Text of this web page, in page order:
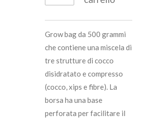
Grow bag da 500 grammi
che contiene una miscela di
tre strutture di cocco
disidratato e compresso
(cocco, xips e fibre). La
borsa ha una base
perforata per facilitare il